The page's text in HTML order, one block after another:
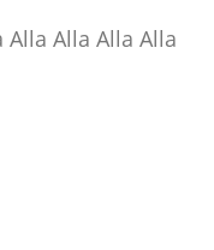
Alla Alla Alla Alla